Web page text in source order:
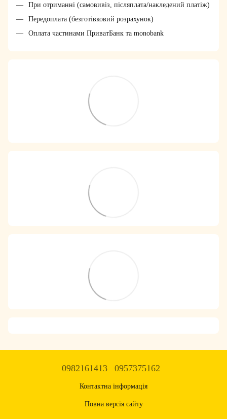
При отриманні (самовивіз, післяплата/накледений платіж)
Передоплата (безготівковий розрахунок)
Оплата частинами ПриватБанк та monobank
0982161413 0957375162
Контактна інформація
Повна версія сайту